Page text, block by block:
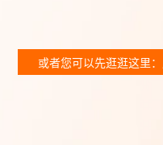
或者您可以先逛逛这里